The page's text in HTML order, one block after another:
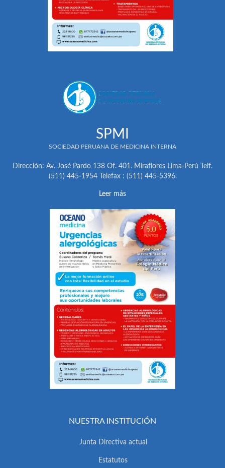
SPMI
SOCIEDAD PERUANA DE MEDICINA INTERNA
Dirección: Av. José Pardo 138 Of. 401. Miraflores Lima-Perú Telf.
(511) 445-1954 Telefax : (511) 445-5396.
Leer más
NUESTRA INSTITUCIÓN
Junta Directiva actual
Estatutos